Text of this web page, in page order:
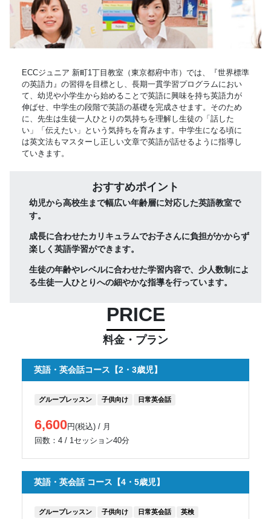
ECCジュニア 新町1丁目教室（東京都府中市）では、『世界標準
の英語力』の習得を目標とし、長期一貫学習プログラムにおい
て、幼児や小学生から始めることで英語に興味を持ち英語力が
伸ばせ、中学生の段階で英語の基礎を完成させます。そのため
に、先生は生徒一人ひとりの気持ちを理解し生徒の「話した
い」「伝えたい」という気持ちを育みます。中学生になる頃に
は英文法もマスターし正しい文章で英語が話せるように指導し
ていきます。
おすすめポイント
幼児から高校生まで幅広い年齢層に対応した英語教室で
す。
成長に合わせたカリキュラムでお子さんに負担がかからず
楽しく英語学習ができます。
生徒の年齢やレベルに合わせた学習内容で、少人数制によ
る生徒一人ひとりへの細やかな指導を行っています。
PRICE
料金・プラン
英語・英会話コース【2・3歳児】
グループレッスン 子供向け 日常英会話
6,600円(税込) / 月
回数：4 / 1セッション40分
英語・英会話 コース【4・5歳児】
グループレッスン 子供向け 日常英会話 英検